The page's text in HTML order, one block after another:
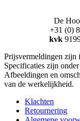
De
+31 (0)
kvk
Prijsvermeldingen zijn
Specificaties zijn
Afbeeldingen en
van de werkelijkheid.
Klachten
Retournering